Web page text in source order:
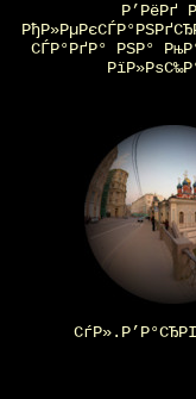
Р’РёРґ
СЃР°РґР° РЅР°